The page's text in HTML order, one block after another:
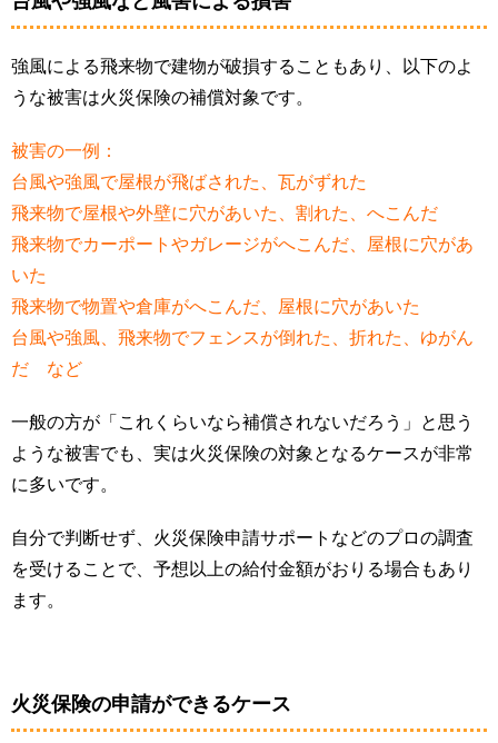
強風による飛来物で建物が破損することもあり、以下のよ
うな被害は火災保険の補償対象です。
被害の一例：
台風や強風で屋根が飛ばされた、瓦がずれた
飛来物で屋根や外壁に穴があいた、割れた、へこんだ
飛来物でカーポートやガレージがへこんだ、屋根に穴があ
いた
飛来物で物置や倉庫がへこんだ、屋根に穴があいた
台風や強風、飛来物でフェンスが倒れた、折れた、ゆがん
だ など
一般の方が「これくらいなら補償されないだろう」と思う
ような被害でも、実は火災保険の対象となるケースが非常
に多いです。
自分で判断せず、火災保険申請サポートなどのプロの調査
を受けることで、予想以上の給付金額がおりる場合もあり
ます。
火災保険の申請ができるケース